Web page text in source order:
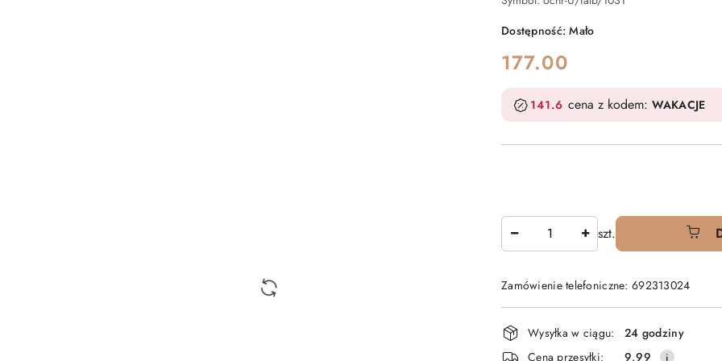
Dostępność:Mało
cena:
177.00
141.6 cena z kodem: WAKACJE
szt.
Zamówienie telefoniczne: 692313024
Dostępność
i
Wysyłka w ciągu:
24 godziny
Cena przesyłki:
9.99